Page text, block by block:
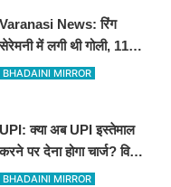
Varanasi News: रिंग
सेरेमनी में लगी थी गोली, 11
दिन बाद बीएचयू ट्रॉमा सेंटर में
BHADAINI MIRROR
UPI: क्या अब UPI इस्तेमाल
करने पर देना होगा चार्ज? वित्त
मंत्री निर्मला सीतारमण ने दी
BHADAINI MIRROR